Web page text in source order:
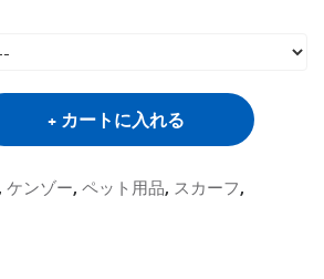
カートに入れる
, ケンゾー, ペット用品, スカーフ,